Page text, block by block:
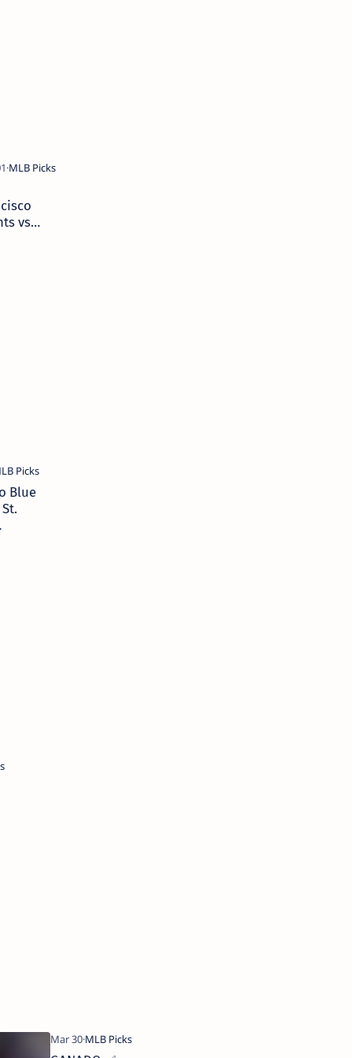
vs
MLB
Best
Blue
MLB